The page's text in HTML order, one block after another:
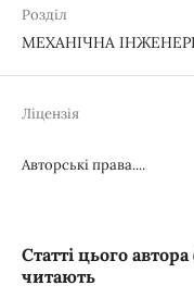
Розділ
МЕХАНІЧНА
Ліцензія
Авторські права....
Статті цього
читають